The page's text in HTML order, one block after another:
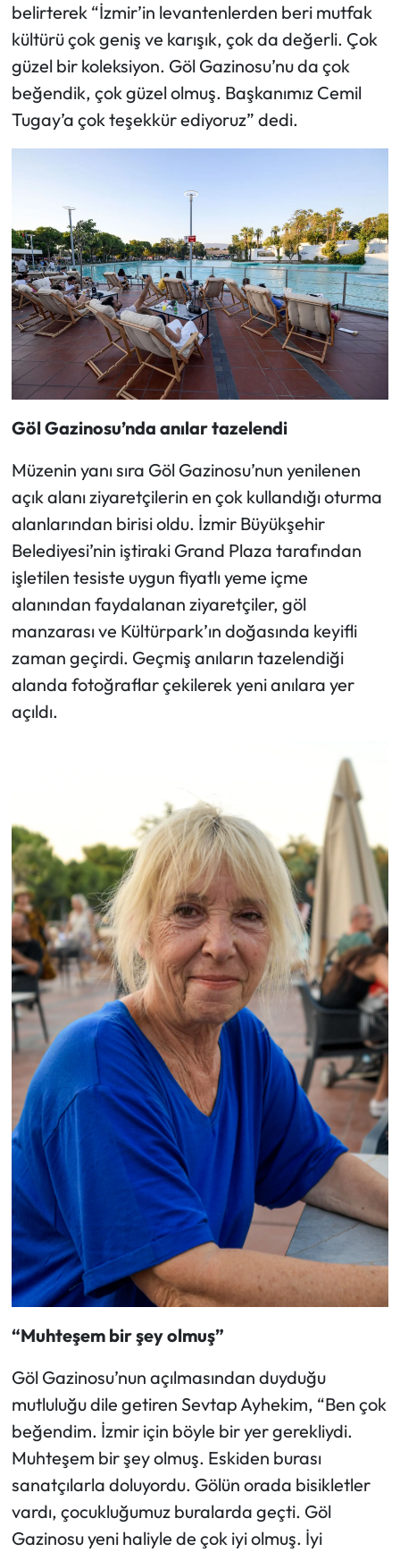
belirterek “İzmir’in levantenlerden beri mutfak
kültürü çok geniş ve karışık, çok da değerli. Çok
güzel bir koleksiyon. Göl Gazinosu’nu da çok
beğendik, çok güzel olmuş. Başkanımız Cemil
Tugay’a çok teşekkür ediyoruz” dedi.
Göl Gazinosu’nda anılar tazelendi
Müzenin yanı sıra Göl Gazinosu’nun yenilenen
açık alanı ziyaretçilerin en çok kullandığı oturma
alanlarından birisi oldu. İzmir Büyükşehir
Belediyesi’nin iştiraki Grand Plaza tarafından
işletilen tesiste uygun fiyatlı yeme içme
alanından faydalanan ziyaretçiler, göl
manzarası ve Kültürpark’ın doğasında keyifli
zaman geçirdi. Geçmiş anıların tazelendiği
alanda fotoğraflar çekilerek yeni anılara yer
açıldı.
“Muhteşem bir şey olmuş”
Göl Gazinosu’nun açılmasından duyduğu
mutluluğu dile getiren Sevtap Ayhekim, “Ben çok
beğendim. İzmir için böyle bir yer gerekliydi.
Muhteşem bir şey olmuş. Eskiden burası
sanatçılarla doluyordu. Gölün orada bisikletler
vardı, çocukluğumuz buralarda geçti. Göl
Gazinosu yeni haliyle de çok iyi olmuş. İyi